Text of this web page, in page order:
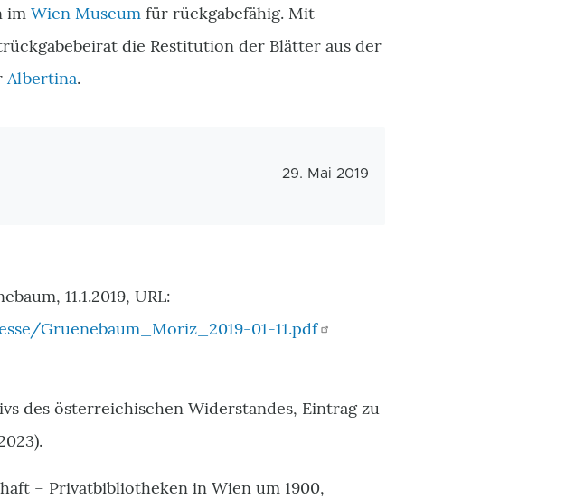
im Wien Museum für rückgabefähig. Mit
die Restitution der Blätter aus der
Albertina.
Veröffentlichungsdatum
29. Mai 2019
11.1.2019, URL:
Gruenebaum_Moriz_2019-01-11.pdf
des österreichischen Widerstandes, Eintrag zu
– Privatbibliotheken in Wien um 1900,